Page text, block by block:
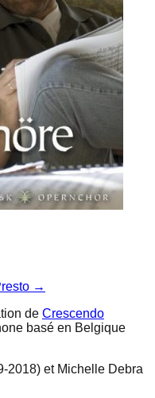
→
de Crescendo
basé en Belgique
2018) et Michelle Debra